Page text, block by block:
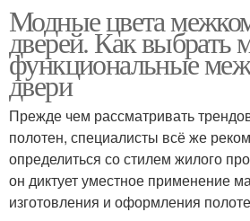
Модные цвета
дверей. Как выбрать
функциональные
двери
Прежде чем рассматривать
полотен, специалисты всё же
определиться со стилем жилого
он диктует уместное применение
изготовления и оформления